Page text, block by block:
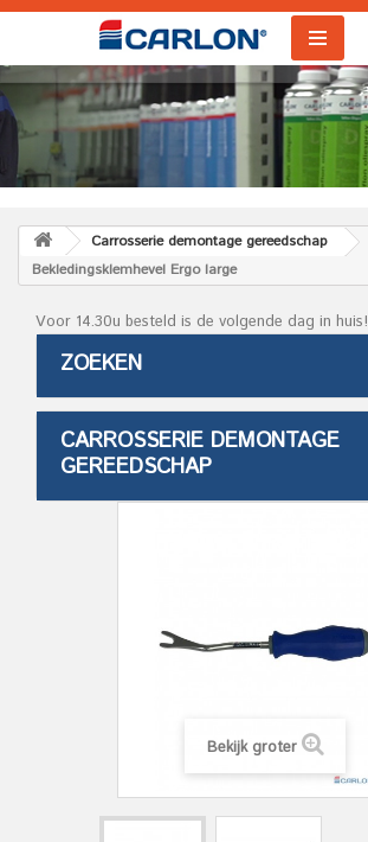
Carrosserie demontage gereedschap
Bekledingsklemhevel Ergo large
Voor 14.30u besteld is de volgende dag in huis!
ZOEKEN
CARROSSERIE DEMONTAGE
GEREEDSCHAP
Bekijk groter